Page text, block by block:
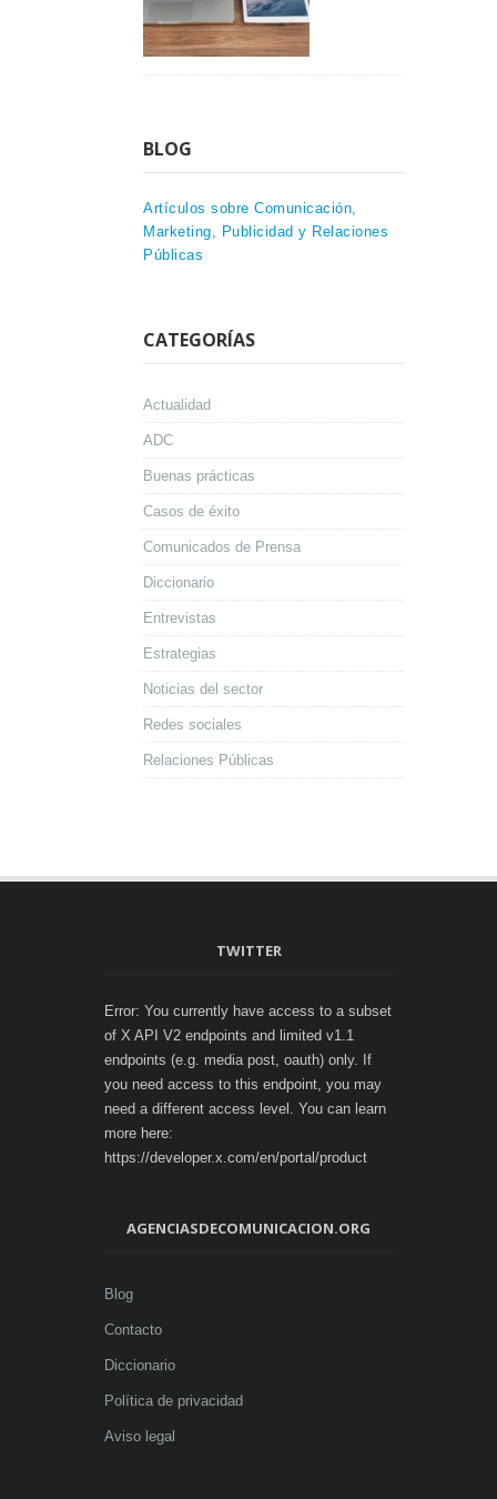
BLOG
Artículos sobre Comunicación,
Marketing, Publicidad y Relaciones
Públicas
CATEGORÍAS
Actualidad
ADC
Buenas prácticas
Casos de éxito
Comunicados de Prensa
Diccionario
Entrevistas
Estrategias
Noticias del sector
Redes sociales
Relaciones Públicas
TWITTER
Error: You currently have access to a subset
of X API V2 endpoints and limited v1.1
endpoints (e.g. media post, oauth) only. If
you need access to this endpoint, you may
need a different access level. You can learn
more here:
https://developer.x.com/en/portal/product
AGENCIASDECOMUNICACION.ORG
Blog
Contacto
Diccionario
Política de privacidad
Aviso legal